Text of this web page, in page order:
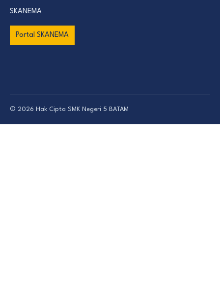
SKANEMA
Portal SKANEMA
© 2026 Hak Cipta SMK Negeri 5 BATAM